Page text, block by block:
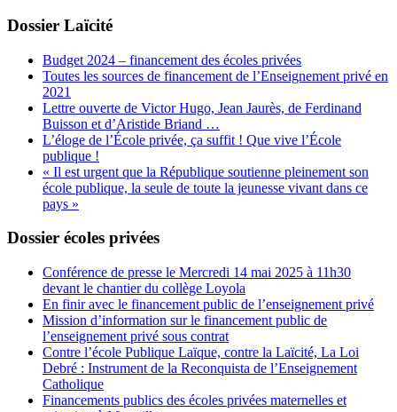
Dossier Laïcité
Budget 2024 – financement des écoles privées
Toutes les sources de financement de l’Enseignement privé en
2021
Lettre ouverte de Victor Hugo, Jean Jaurès, de Ferdinand
Buisson et d’Aristide Briand …
L’éloge de l’École privée, ça suffit ! Que vive l’École
publique !
« Il est urgent que la République soutienne pleinement son
école publique, la seule de toute la jeunesse vivant dans ce
pays »
Dossier écoles privées
Conférence de presse le Mercredi 14 mai 2025 à 11h30
devant le chantier du collège Loyola
En finir avec le financement public de l’enseignement privé
Mission d’information sur le financement public de
l’enseignement privé sous contrat
Contre l’école Publique Laïque, contre la Laïcité, La Loi
Debré : Instrument de la Reconquista de l’Enseignement
Catholique
Financements publics des écoles privées maternelles et